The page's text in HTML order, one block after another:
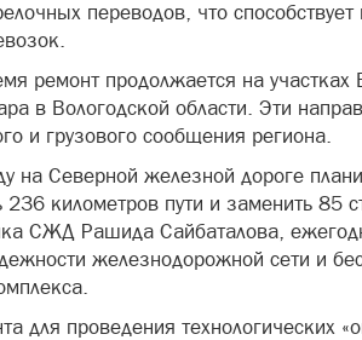
переводов, что
ремонт продолжается на
в Вологодской области. Эти
и грузового сообщения региона.
на Северной железной дороге
236 километров пути и заменить 85
СЖД Рашида Сайбаталова,
железнодорожной сети и
для проведения технологических